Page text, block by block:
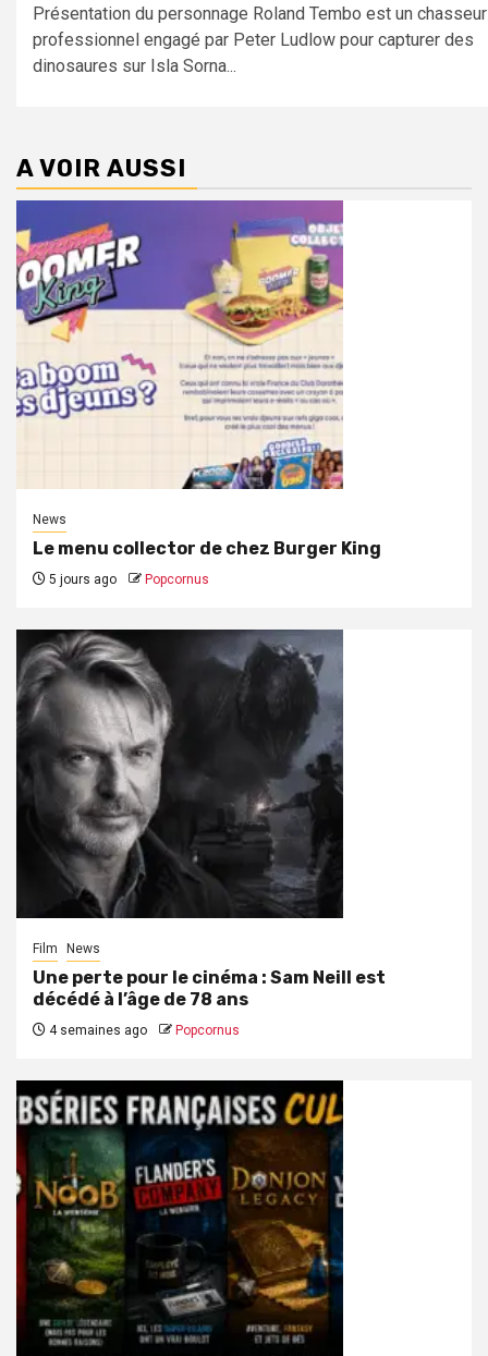
Présentation du personnage Roland Tembo est un chasseur
professionnel engagé par Peter Ludlow pour capturer des
dinosaures sur Isla Sorna...
A VOIR AUSSI
News
Le menu collector de chez Burger King
5 jours ago Popcornus
Film News
Une perte pour le cinéma : Sam Neill est
décédé à l’âge de 78 ans
4 semaines ago Popcornus